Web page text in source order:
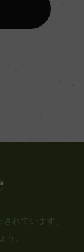
れています。
う。